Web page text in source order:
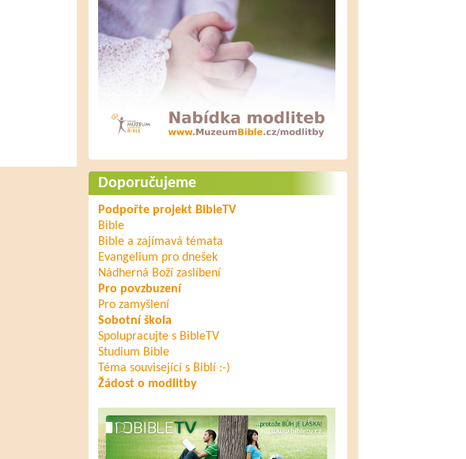
Doporučujeme
Podpořte projekt BibleTV
Bible
Bible a zajímavá témata
Evangelium pro dnešek
Nádherná Boží zaslíbení
Pro povzbuzení
Pro zamyšlení
Sobotní škola
Spolupracujte s BibleTV
Studium Bible
Téma související s Biblí :-)
Žádost o modlitby